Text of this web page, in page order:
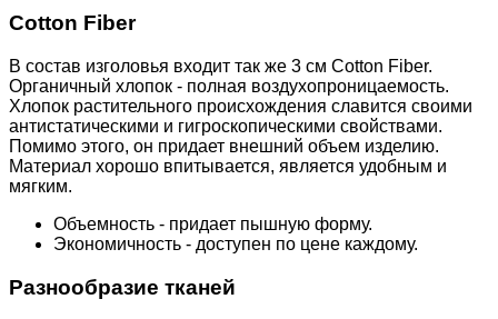
Cotton Fiber
В состав изголовья входит так же 3 см Cotton Fiber.
Органичный хлопок - полная воздухопроницаемость.
Хлопок растительного происхождения славится своими
антистатическими и гигроскопическими свойствами.
Помимо этого, он придает внешний объем изделию.
Материал хорошо впитывается, является удобным и
мягким.
Объемность - придает пышную форму.
Экономичность - доступен по цене каждому.
Разнообразие тканей